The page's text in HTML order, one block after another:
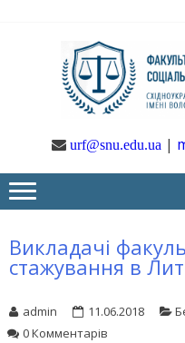
navigation
urf@snu.edu.ua |
Викладачі
стажування в
admin 11.06.2018
0 Комментарів